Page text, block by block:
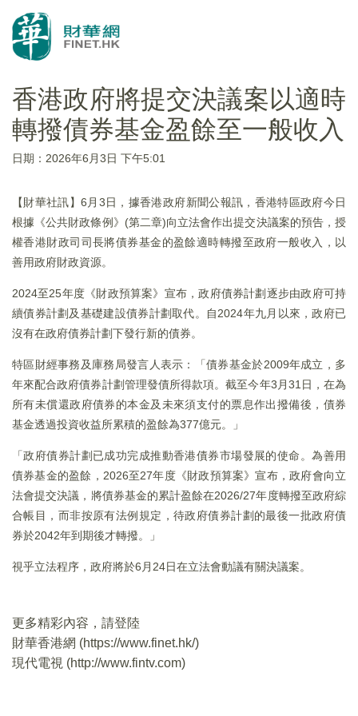
香港政府將提交決議案以適時
轉撥債券基金盈餘至一般收入
日期：2026年6月3日 下午5:01
【財華社訊】6月3日，據香港政府新聞公報訊，香港特區政府今日
根據《公共財政條例》(第二章)向立法會作出提交決議案的預告，授
權香港財政司司長將債券基金的盈餘適時轉撥至政府一般收入，以
善用政府財政資源。
2024至25年度《財政預算案》宣布，政府債券計劃逐步由政府可持
續債券計劃及基礎建設債券計劃取代。自2024年九月以來，政府已
沒有在政府債券計劃下發行新的債券。
特區財經事務及庫務局發言人表示：「債券基金於2009年成立，多
年來配合政府債券計劃管理發債所得款項。截至今年3月31日，在為
所有未償還政府債券的本金及未來須支付的票息作出撥備後，債券
基金透過投資收益所累積的盈餘為377億元。」
「政府債券計劃已成功完成推動香港債券市場發展的使命。為善用
債券基金的盈餘，2026至27年度《財政預算案》宣布，政府會向立
法會提交決議，將債券基金的累計盈餘在2026/27年度轉撥至政府綜
合帳目，而非按原有法例規定，待政府債券計劃的最後一批政府債
券於2042年到期後才轉撥。」
視乎立法程序，政府將於6月24日在立法會動議有關決議案。
更多精彩內容，請登陸
財華香港網 (https://www.finet.hk/)
現代電視 (http://www.fintv.com)